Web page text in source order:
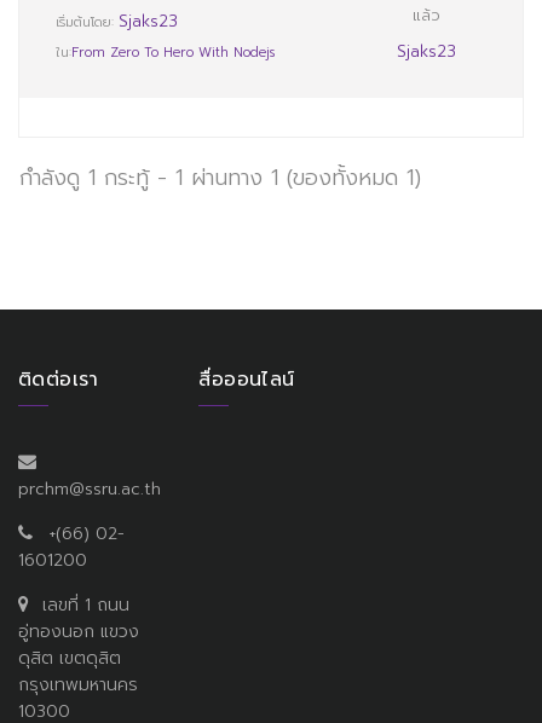
เริ่มต้นโดย: Sjaks23
ใน:From Zero To Hero With Nodejs
แล้ว
Sjaks23
กำลังดู 1 กระทู้ - 1 ผ่านทาง 1 (ของทั้งหมด 1)
ติดต่อเรา
prchm@ssru.ac.th
+(66) 02-
1601200
เลขที่ 1 ถนน
อู่ทองนอก แขวง
ดุสิต เขตดุสิต
กรุงเทพมหานคร
10300
สื่อออนไลน์